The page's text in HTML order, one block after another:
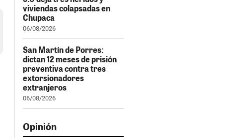
viviendas colapsadas en
Chupaca
06/08/2026
San Martín de Porres:
dictan 12 meses de prisión
preventiva contra tres
extorsionadores
extranjeros
06/08/2026
Opinión